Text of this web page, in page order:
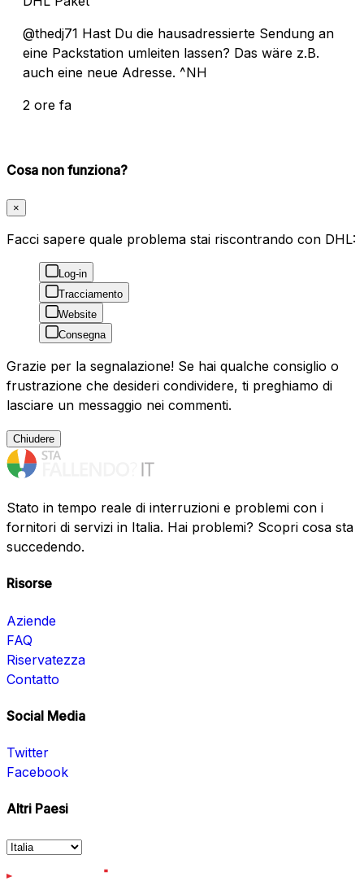
@thedj71 Hast Du die hausadressierte Sendung an
eine Packstation umleiten lassen? Das wäre z.B.
auch eine neue Adresse. ^NH
2 ore fa
Cosa non funziona?
×
Facci sapere quale problema stai riscontrando con DHL:
Log-in
Tracciamento
Website
Consegna
Grazie per la segnalazione! Se hai qualche consiglio o
frustrazione che desideri condividere, ti preghiamo di
lasciare un messaggio nei commenti.
Chiudere
Stato in tempo reale di interruzioni e problemi con i
fornitori di servizi in Italia. Hai problemi? Scopri cosa sta
succedendo.
Risorse
Aziende
FAQ
Riservatezza
Contatto
Social Media
Twitter
Facebook
Altri Paesi